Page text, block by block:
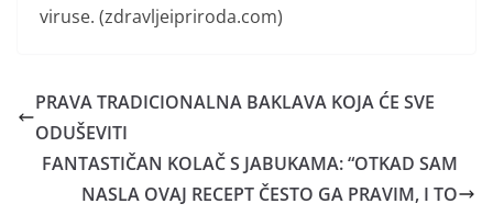
viruse. (zdravljeipriroda.com)
PRAVA TRADICIONALNA BAKLAVA KOJA ĆE SVE
ODUŠEVITI
FANTASTIČAN KOLAČ S JABUKAMA: “OTKAD SAM
NASLA OVAJ RECEPT ČESTO GA PRAVIM, I TO